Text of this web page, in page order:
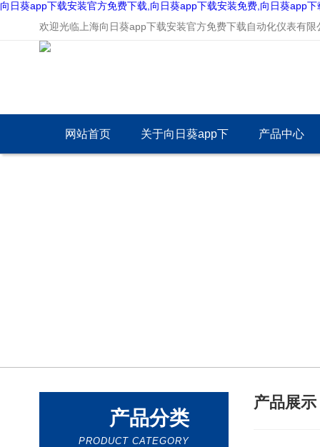
向日葵app下载安装官方免费下载,向日葵app下载安装免费,向日葵app
欢迎光临上海向日葵app下载安装官方免费下载自动化仪表有限公
网站首页 关于向日葵app下 产品中心
产品分类
PRODUCT CATEGORY
产品展示